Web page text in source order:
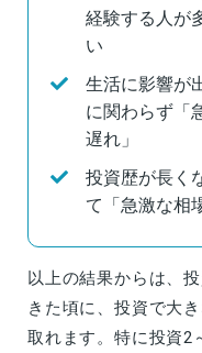
経験する人が
い
生活に影響が
に関わらず「
遅れ」
投資歴が長く
て「急激な相
以上の結果からは、
きた頃に、投資で大
取れます。特に投資2